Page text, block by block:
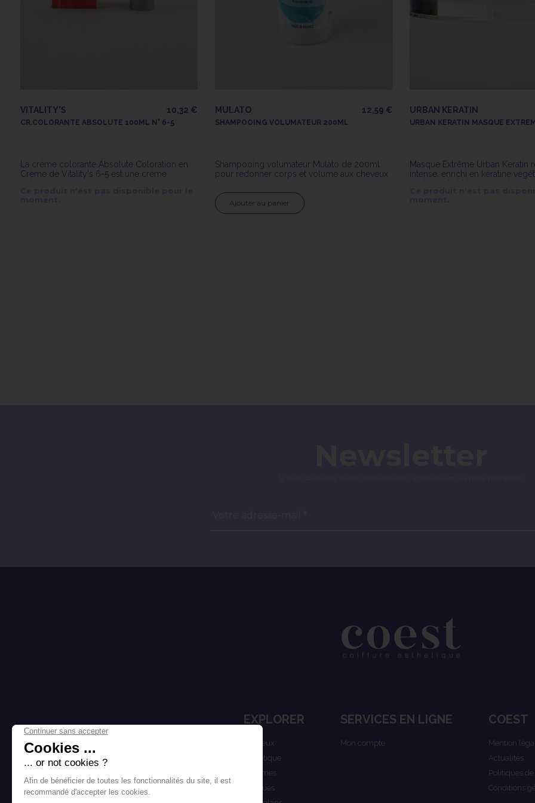
VITALITY'S 10,32 €
CR.COLORANTE ABSOLUTE 100ML N° 6-5
La crème colorante Absolute Coloration en
Crème de Vitality's 6-5 est une crème
colorante avec ammoniaque longue tenue.
MULATO 12,59 €
SHAMPOOING VOLUMATEUR 200ML
Shampooing volumateur Mulato de 200ml
pour redonner corps et volume aux cheveux
Ajouter au panier
URBAN KERATIN
URBAN KERATIN MASQUE
Masque Extrême Urban Keratin
intense, enrichi en kératine
protéine de blé de 200ml
EXPLORER
Cheveux
Esthétique
Hommes
Marques
SERVICES EN LIGNE
Mon compte
COEST
Mention
Actualités
Politiques
Conditions